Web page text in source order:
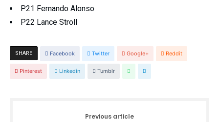
P21 Fernando Alonso
P22 Lance Stroll
SHARE Facebook Twitter Google+ Reddit
Pinterest Linkedin Tumblr
Previous article